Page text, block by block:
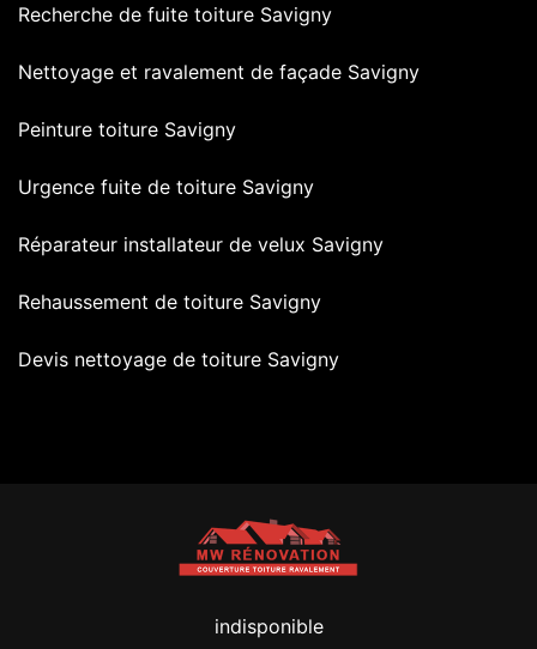
Recherche de fuite toiture Savigny
Nettoyage et ravalement de façade Savigny
Peinture toiture Savigny
Urgence fuite de toiture Savigny
Réparateur installateur de velux Savigny
Rehaussement de toiture Savigny
Devis nettoyage de toiture Savigny
indisponible